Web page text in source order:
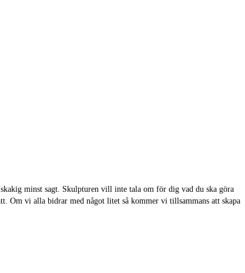
minst sagt. Skulpturen vill inte tala om för dig vad du ska göra
vi alla bidrar med något litet så kommer vi tillsammans att skapa